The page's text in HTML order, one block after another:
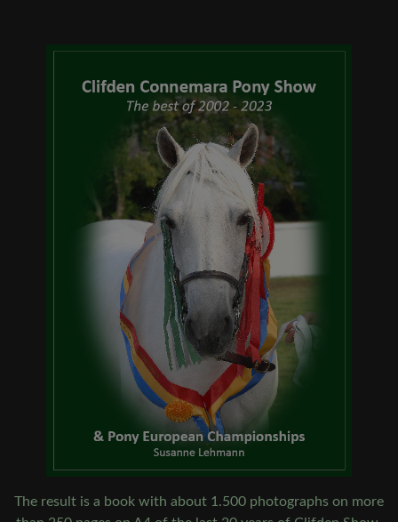
The result is a book with about 1.500 photographs on more